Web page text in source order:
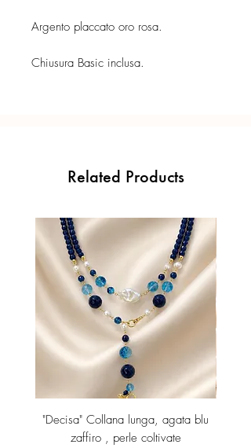
Argento placcato oro rosa.
Chiusura Basic inclusa.
Related Products
"Decisa" Collana lunga, agata blu
zaffiro , perle coltivate